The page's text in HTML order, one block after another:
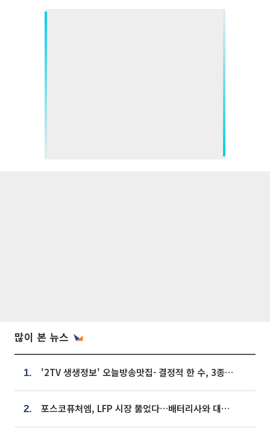
많이 본 뉴스
1. '2TV 생생정보' 오늘방송맛집- 결정적 한 수, 3종 메밀면! 메밀 소바 맛집 '의○○○○'
2. 포스코퓨처엠, LFP 시장 뚫었다…배터리사와 대규모 장기 공급 합의